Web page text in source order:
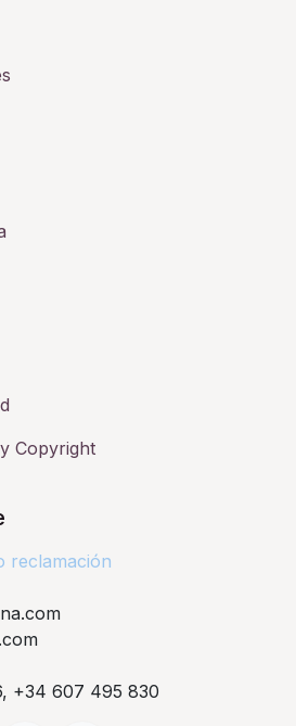
Copyright
reclamación​
+34 607 495 830